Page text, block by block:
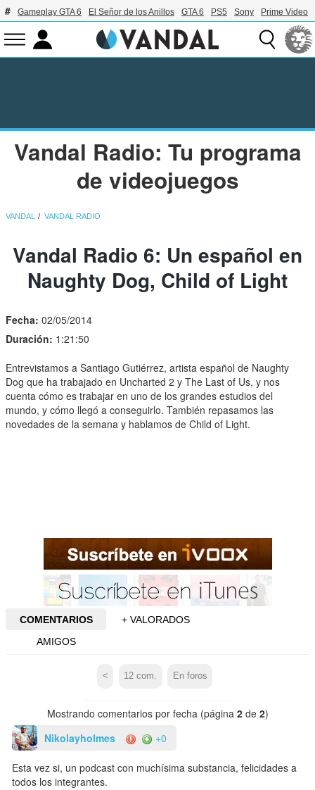
Gameplay GTA 6 El Señor de los Anillos GTA 6 PS5 Sony Prime Video
Vandal Radio: Tu programa
de videojuegos
VANDAL VANDAL RADIO
Vandal Radio 6: Un español en
Naughty Dog, Child of Light
Fecha: 02/05/2014
Duración: 1:21:50
Entrevistamos a Santiago Gutiérrez, artista español de Naughty
Dog que ha trabajado en Uncharted 2 y The Last of Us, y nos
cuenta cómo es trabajar en uno de los grandes estudios del
mundo, y cómo llegó a conseguirlo. También repasamos las
novedades de la semana y hablamos de Child of Light.
COMENTARIOS
+ VALORADOS
AMIGOS
< 12 com. En foros
Mostrando comentarios por fecha (página 2de 2)
Nikolayholmes
+0
Esta vez si, un podcast con muchísima substancia, felicidades a
todos los integrantes.